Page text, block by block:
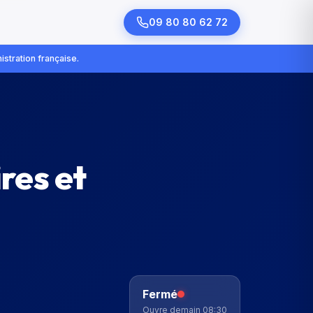
09 80 80 62 72
française.
et
Fermé
Ouvre demain 08:30